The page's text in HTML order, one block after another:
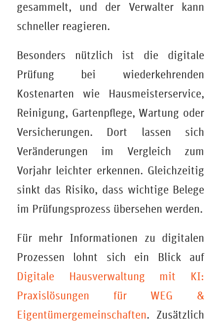
gesammelt, und der Verwalter kann
schneller reagieren.
Besonders nützlich ist die digitale
Prüfung bei wiederkehrenden
Kostenarten wie Hausmeisterservice,
Reinigung, Gartenpflege, Wartung oder
Versicherungen. Dort lassen sich
Veränderungen im Vergleich zum
Vorjahr leichter erkennen. Gleichzeitig
sinkt das Risiko, dass wichtige Belege
im Prüfungsprozess übersehen werden.
Für mehr Informationen zu digitalen
Prozessen lohnt sich ein Blick auf
Digitale Hausverwaltung mit KI:
Praxislösungen für WEG &
Eigentümergemeinschaften. Zusätzlich